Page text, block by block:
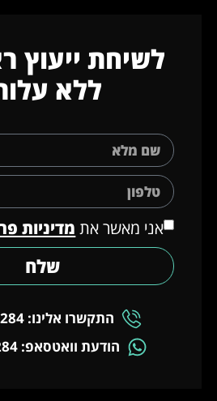
לשיחת ייעוץ
ללא
אני מאשר את מדיניות
שלח
התקשרו אלינו: 052-3257284
הודעת וואטסאפ: 052-3257284